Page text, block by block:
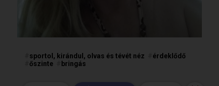
sportol, kirándul, olvas és tévét néz
érdeklődő
őszinte bringás